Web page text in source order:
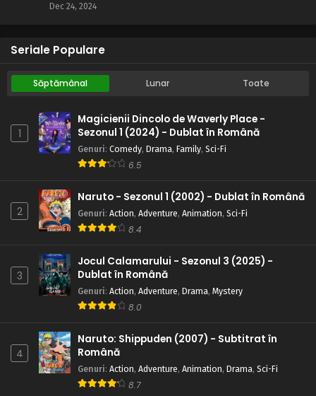
Eps 1 - Intră în scenă Naruto Uzumaki - 24 July, 2025
Dec 24, 2024
Seriale Populare
Săptămânal Lunar Toate
1
Magicienii Dincolo de Waverly Place -
Sezonul 1 (2024) - Dublat în Română
Genuri: Comedy, Drama, Family, Sci-Fi
6.5
2
Naruto - Sezonul 1 (2002) - Dublat în Română
Genuri: Action, Adventure, Animation, Sci-Fi
8.4
3
Jocul Calamarului - Sezonul 3 (2025) -
Dublat în Română
Genuri: Action, Adventure, Drama, Mystery
8.0
4
Naruto: Shippuden (2007) - Subtitrat în
Română
Genuri: Action, Adventure, Animation, Drama, Sci-Fi
8.7